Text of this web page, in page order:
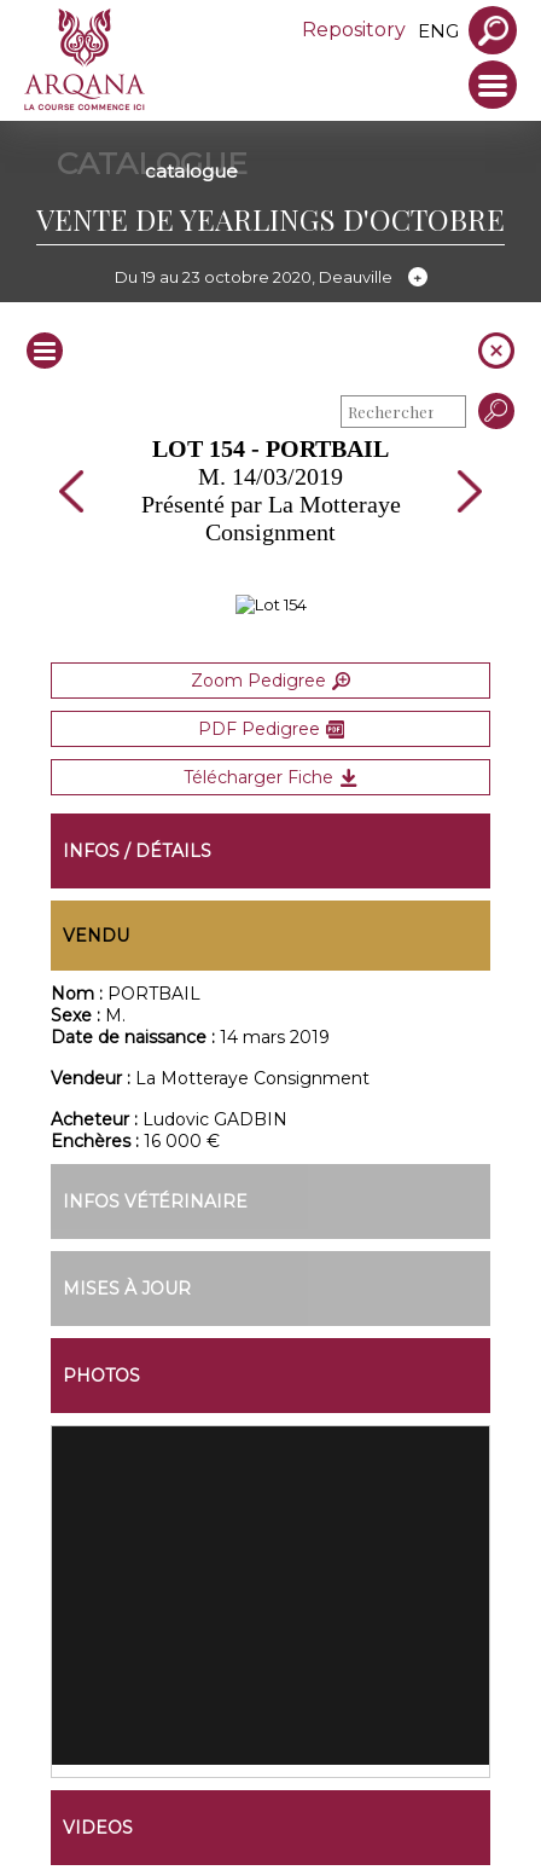
Repository ENG
CATALOGUE
catalogue
VENTE DE YEARLINGS D'OCTOBRE
Du 19 au 23 octobre 2020, Deauville
LOT 154 - PORTBAIL
M. 14/03/2019
Présenté par La Motteraye
Consignment
Zoom Pedigree
PDF Pedigree
Télécharger Fiche
INFOS / DÉTAILS
VENDU
Nom : PORTBAIL
Sexe : M.
Date de naissance :14 mars 2019
Vendeur : La Motteraye Consignment
Acheteur : Ludovic GADBIN
Enchères :16 000 €
INFOS VÉTÉRINAIRE
MISES À JOUR
PHOTOS
VIDEOS